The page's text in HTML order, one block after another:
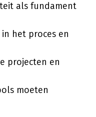
als fundament
het proces en
projecten en
moeten